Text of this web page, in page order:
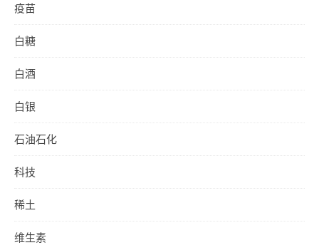
疫苗
白糖
白酒
白银
石油石化
科技
稀土
维生素